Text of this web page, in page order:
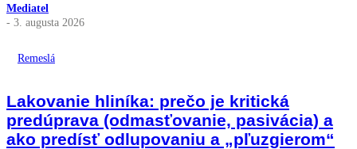
Mediatel
- 3. augusta 2026
Remeslá
Lakovanie hliníka: prečo je kritická
predúprava (odmasťovanie, pasivácia) a
ako predísť odlupovaniu a „pľuzgierom“